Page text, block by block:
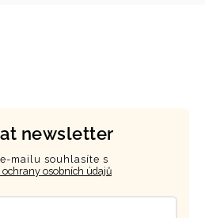
newsletter
mailu souhlasíte s
osobních údajů